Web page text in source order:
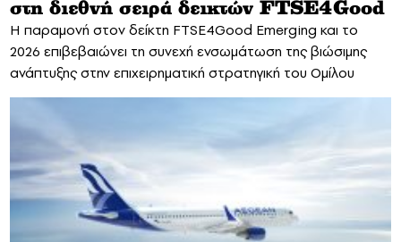
στη διεθνή σειρά δεικτών FTSE4Good
Η παραμονή στον δείκτη FTSE4Good Emerging και το
2026 επιβεβαιώνει τη συνεχή ενσωμάτωση της βιώσιμης
ανάπτυξης στην επιχειρηματική στρατηγική του Ομίλου